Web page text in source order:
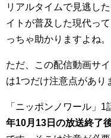
リアルタイムで見逃し
イトが普及した現代っ
っちゃ助かりますよね。
ただ、この配信動画サ
は1つだけ注意点があり
「ニッポンノワール」1
年10月13日の放送終了